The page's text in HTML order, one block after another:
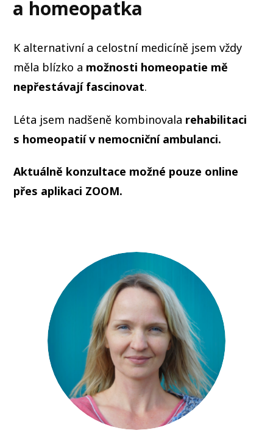
a homeopatka
K alternativní a celostní medicíně jsem vždy
měla blízko a možnosti homeopatie mě
nepřestávají fascinovat.
Léta jsem nadšeně kombinovala rehabilitaci
s homeopatií v nemocniční ambulanci.
Aktuálně konzultace možné pouze online
přes aplikaci ZOOM.